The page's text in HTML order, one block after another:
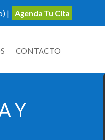
| Agenda Tu Cita
CONTACTO
Y